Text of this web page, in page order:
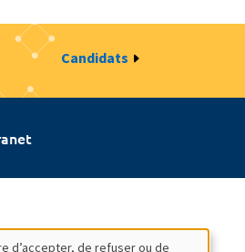
Candidats
d’accepter, de refuser ou de